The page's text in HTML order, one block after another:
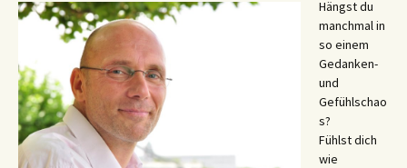
Hängst du
manchmal in
so einem
Gedanken-
und
Gefühlschao
s?
Fühlst dich
wie